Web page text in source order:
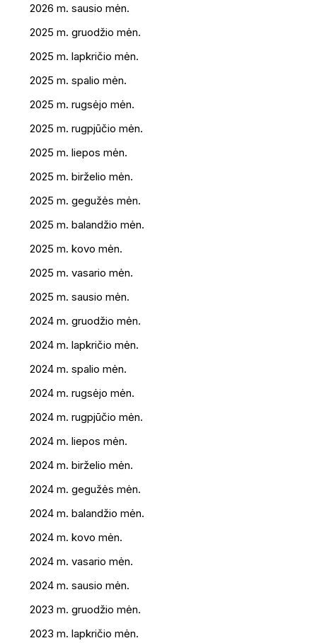
2026 m. sausio mėn.
2025 m. gruodžio mėn.
2025 m. lapkričio mėn.
2025 m. spalio mėn.
2025 m. rugsėjo mėn.
2025 m. rugpjūčio mėn.
2025 m. liepos mėn.
2025 m. birželio mėn.
2025 m. gegužės mėn.
2025 m. balandžio mėn.
2025 m. kovo mėn.
2025 m. vasario mėn.
2025 m. sausio mėn.
2024 m. gruodžio mėn.
2024 m. lapkričio mėn.
2024 m. spalio mėn.
2024 m. rugsėjo mėn.
2024 m. rugpjūčio mėn.
2024 m. liepos mėn.
2024 m. birželio mėn.
2024 m. gegužės mėn.
2024 m. balandžio mėn.
2024 m. kovo mėn.
2024 m. vasario mėn.
2024 m. sausio mėn.
2023 m. gruodžio mėn.
2023 m. lapkričio mėn.